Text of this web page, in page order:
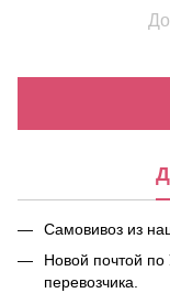
Самовивоз из
Новой почтой
перевозчика.